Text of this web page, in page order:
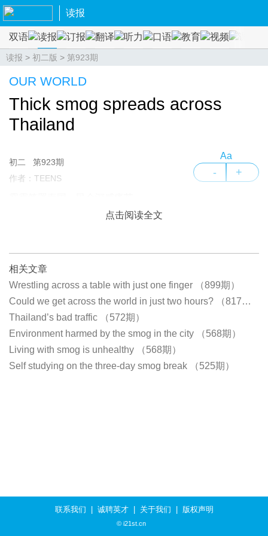
读报
双语 读报 订报 翻译 听力 口语 教育 视频
读报 > 初二版 > 第923期
OUR WORLD
Thick smog spreads across
Thailand
初二
第923期
作者：TEENS
Aa
- +
点击阅读全文
相关文章
Wrestling across a table with just one finger​​ （899期）
Could we get across the world in just two hours? （817期）
Thailand’s bad traffic （572期）
Environment harmed by the smog in the city （568期）
Living with smog is unhealthy （568期）
Self studying on the three-day smog break （525期）
联系我们 诚聘英才| 关于我们 版权声明
© i21st.cn